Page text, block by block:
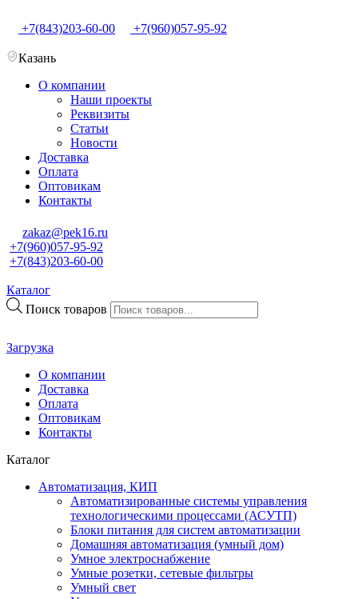
+7(843)203-60-00 +7(960)057-95-92
Казань
О компании
Наши проекты
Реквизиты
Статьи
Новости
Доставка
Оплата
Оптовикам
Контакты
zakaz@pek16.ru
+7(960)057-95-92
+7(843)203-60-00
Каталог
Поиск товаров
Загрузка
О компании
Доставка
Оплата
Оптовикам
Контакты
Каталог
Автоматизация, КИП
Автоматизированные системы управления
технологическими процессами (АСУТП)
Блоки питания для систем автоматизации
Домашняя автоматизация (умный дом)
Умное электроснабжение
Умные розетки, сетевые фильтры
Умный свет